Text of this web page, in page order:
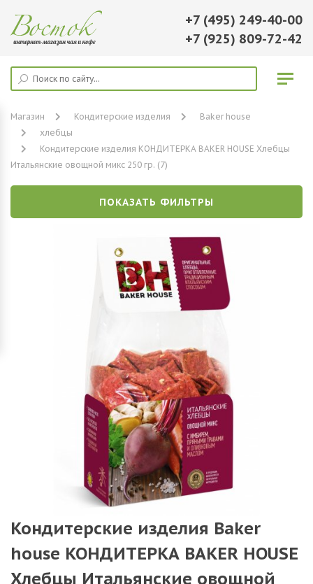
+7 (495) 249-40-00
+7 (925) 809-72-42
Магазин Кондитерские изделия
Baker house
хлебцы
Кондитерские изделия КОНДИТЕРКА BAKER HOUSE Хлебцы
Итальянские овощной микс 250 гр. (7)
ПОКАЗАТЬ ФИЛЬТРЫ
Кондитерские изделия Baker
house КОНДИТЕРКА BAKER HOUSE
Хлебцы Итальянские овощной